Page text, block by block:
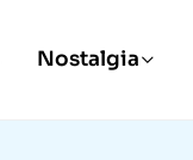
Nostalgia